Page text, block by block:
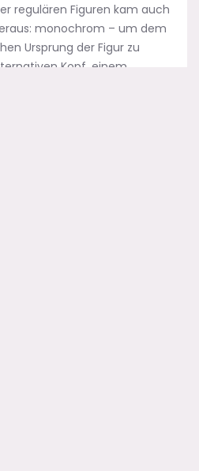
regulären Figuren kam auch
monochrom – um dem
Ursprung der Figur zu
Kopf, einem